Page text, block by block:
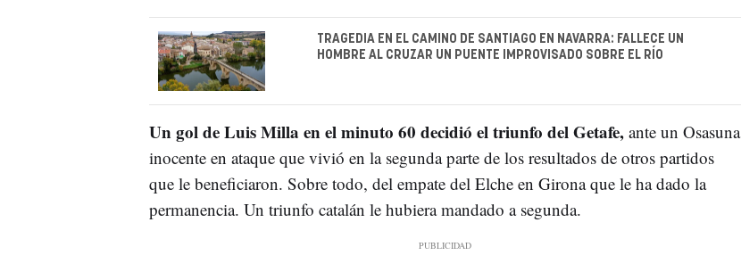
TRAGEDIA EN EL CAMINO DE SANTIAGO EN NAVARRA: FALLECE UN
HOMBRE AL CRUZAR UN PUENTE IMPROVISADO SOBRE EL RÍO
Un gol de Luis Milla en el minuto 60 decidió el triunfo del Getafe,ante un Osasuna
inocente en ataque que vivió en la segunda parte de los resultados de otros partidos
que le beneficiaron. Sobre todo, del empate del Elche en Girona que le ha dado la
permanencia. Un triunfo catalán le hubiera mandado a segunda.